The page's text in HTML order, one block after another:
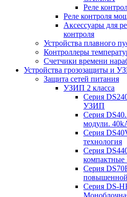
Реле
Реле контроля
Аксессуары для
контроля
Устройства плавного
Контроллеры
Счетчики времени
Устройства грозозащиты и
Защита сетей питания
УЗИП 2 класса
Серия
УЗИП
Серия
модули.
Серия
технология
Серия
Серия
Серия DS-